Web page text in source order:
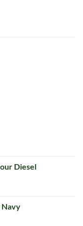
Diesel
Navy